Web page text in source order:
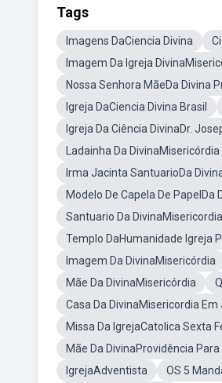
Tags
Imagens DaCiencia Divina
Imagem Da Igreja
Nossa Senhora MãeDa Divina
Igreja DaCiencia Divina Brasil
Igreja Da Ciência DivinaDr.
Ladainha Da DivinaMisericórdia
Irma Jacinta SantuarioDa
Modelo De Capela De PapelDa
Santuario Da
Templo DaHumanidade Igreja
Imagem Da DivinaMisericórdia
Mãe Da DivinaMisericórdia
Casa Da DivinaMisericordia Em
Missa Da IgrejaCatolica Sexta
Mãe Da DivinaProvidência
IgrejaAdventista
OS 5